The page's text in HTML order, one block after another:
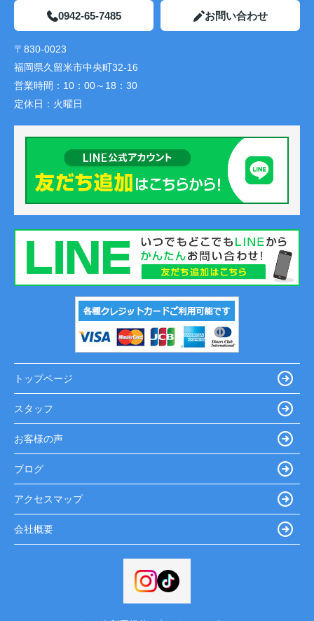
0942-65-7485 お問い合わせ
〒830-0023
福岡県久留米市中央町32-16
営業時間： 10：00～18：30
定休日： 火曜日
トップページ
スタッフ
お客様の声
ブログ
アクセスマップ
会社概要